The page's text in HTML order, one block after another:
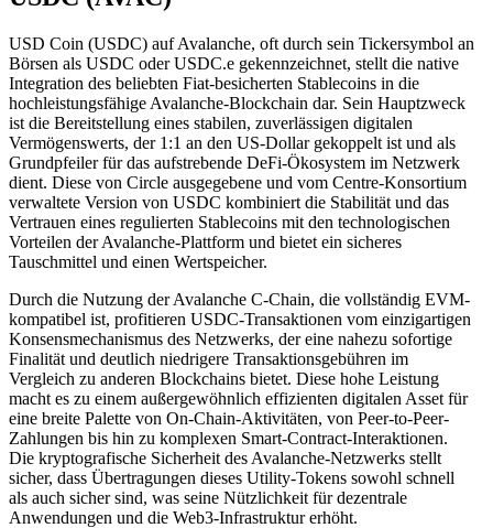
USD Coin (USDC) auf Avalanche, oft durch sein Tickersymbol an
Börsen als USDC oder USDC.e gekennzeichnet, stellt die native
Integration des beliebten Fiat-besicherten Stablecoins in die
hochleistungsfähige Avalanche-Blockchain dar. Sein Hauptzweck
ist die Bereitstellung eines stabilen, zuverlässigen digitalen
Vermögenswerts, der 1:1 an den US-Dollar gekoppelt ist und als
Grundpfeiler für das aufstrebende DeFi-Ökosystem im Netzwerk
dient. Diese von Circle ausgegebene und vom Centre-Konsortium
verwaltete Version von USDC kombiniert die Stabilität und das
Vertrauen eines regulierten Stablecoins mit den technologischen
Vorteilen der Avalanche-Plattform und bietet ein sicheres
Tauschmittel und einen Wertspeicher.
Durch die Nutzung der Avalanche C-Chain, die vollständig EVM-
kompatibel ist, profitieren USDC-Transaktionen vom einzigartigen
Konsensmechanismus des Netzwerks, der eine nahezu sofortige
Finalität und deutlich niedrigere Transaktionsgebühren im
Vergleich zu anderen Blockchains bietet. Diese hohe Leistung
macht es zu einem außergewöhnlich effizienten digitalen Asset für
eine breite Palette von On-Chain-Aktivitäten, von Peer-to-Peer-
Zahlungen bis hin zu komplexen Smart-Contract-Interaktionen.
Die kryptografische Sicherheit des Avalanche-Netzwerks stellt
sicher, dass Übertragungen dieses Utility-Tokens sowohl schnell
als auch sicher sind, was seine Nützlichkeit für dezentrale
Anwendungen und die Web3-Infrastruktur erhöht.